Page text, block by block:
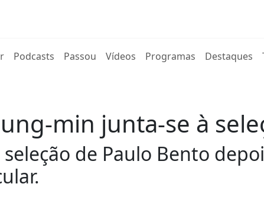
(current)
Podcasts Passou Vídeos Programas Destaques
min junta-se à
de Paulo Bento